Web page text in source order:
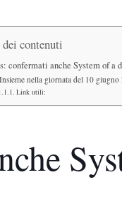
contenuti
confermati anche System of a
Insieme nella giornata del 10 giugno
Link utili: